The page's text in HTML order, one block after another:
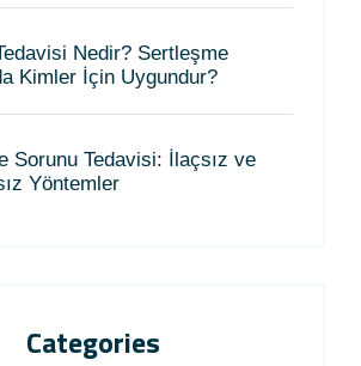
Nedir? Sertleşme
Kimler İçin Uygundur?
Sorunu Tedavisi: İlaçsız ve
Yöntemler
Categories